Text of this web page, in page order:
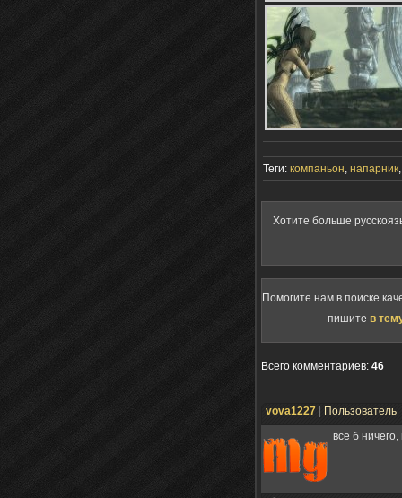
Теги: компаньон, напарник
Хотите больше
Помогите нам в поиске
пишите в
Всего комментариев: 46
vova1227 Пользователь
все б